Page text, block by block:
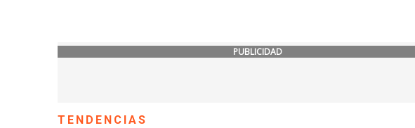
PUBLICIDAD
TENDENCIAS